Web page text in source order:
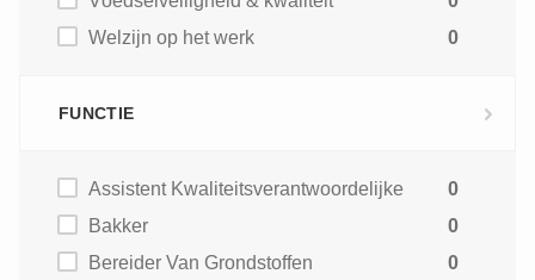
Welzijn op het werk
0
FUNCTIE
Assistent Kwaliteitsverantwoordelijke
0
Bakker
0
Bereider Van Grondstoffen
0